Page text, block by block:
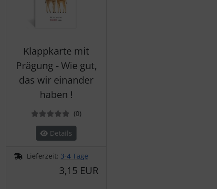
Klappkarte mit
Prägung - Wie gut,
das wir einander
haben !
(0Bewertungen
)
Details
Lieferzeit: 3-4 Tage
3,15 EUR